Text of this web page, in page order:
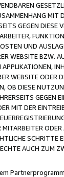
MIT
GEGEN
UND
WEBSITE BZW.
WEBSITE ODER
DIESE
GEGEN
MIT DER
AUCH ZUM